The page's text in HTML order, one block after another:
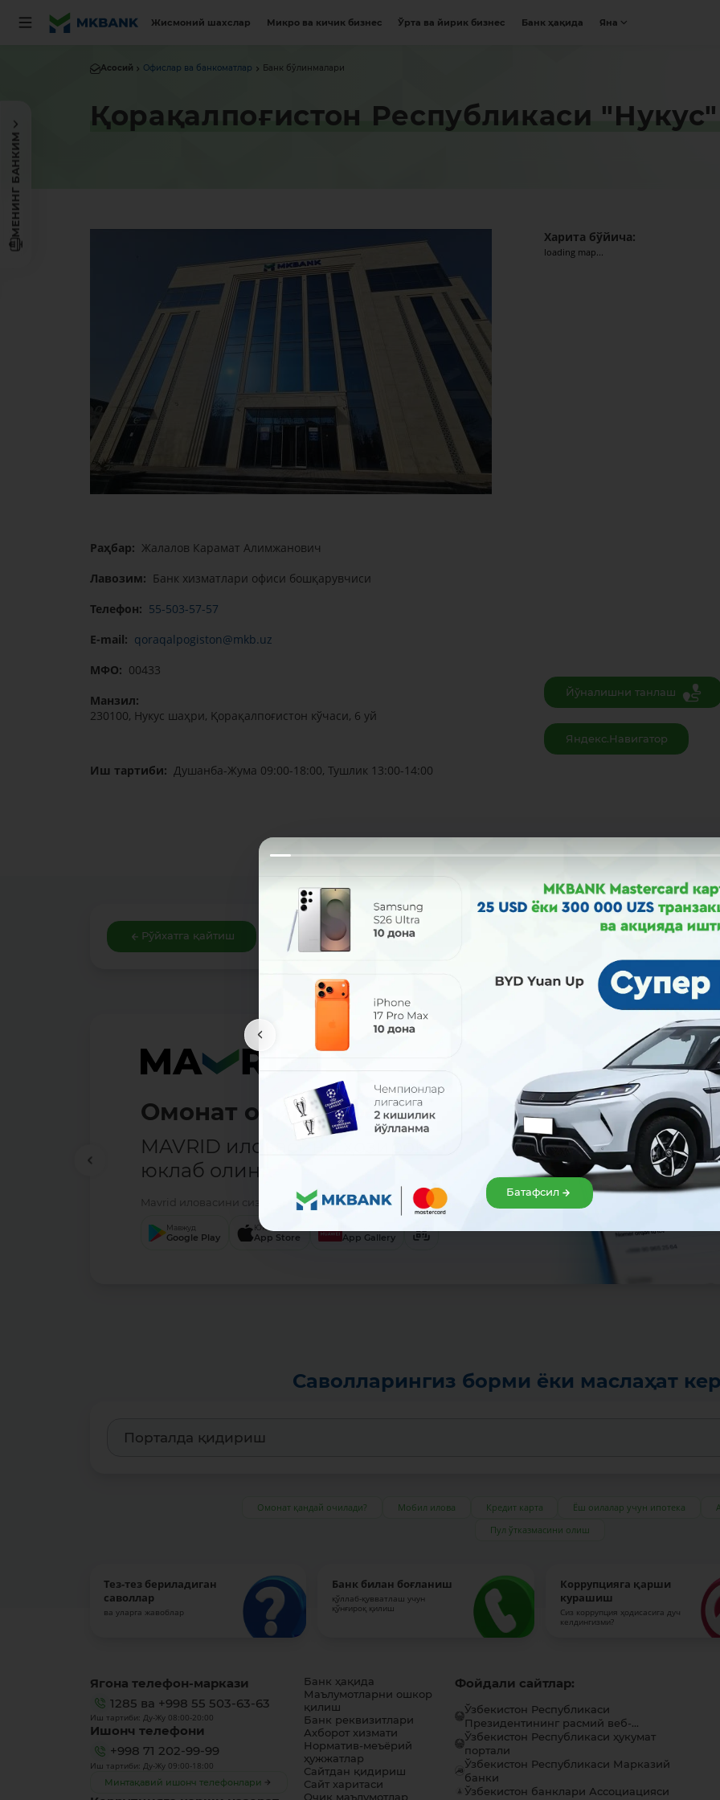
Жисмоний шахслар Микро ва кичик бизнес Ўрта ва йирик бизнес Банк ҳақида Яна
МЕНИНГ БАНКИМ
Асосий Офислар ва банкоматлар Банк бўлинмалари
Қорақалпоғистон Республикаси
Раҳбар: Жалалов Карамат Алимжанович
Лавозим: Банк хизматлари офиси бошқарувчиси
Телефон: 55-503-57-57
E-mail: qoraqalpogiston@mkb.uz
МФО: 00433
Манзил:
230100, Нукус шаҳри, Қорақалпоғистон кўчаси, 6 уй
Иш тартиби: Душанба-Жума 09:00-18:00, Тушлик 13:00-14:00
Харита бўйича:
loading map...
Йўналишни танлаш
Яндекс.Навигатор
Рўйхатга қайтиш Улашиш:
Омонат очиш — осон!
MAVRID иловасини ҳозироқ
юклаб олинг.
Mavrid иловасини сизга қулай бўлган сервис орқали ўрнатинг:
Мавжуд
Google Play
Юкланг
App Store App Gallery
Саволларингиз борми ёки маслаҳат
Омонат қандай очилади? Мобил илова Кредит карта Ёш оилалар учун ипотека
Пул ўтказмасини олиш
Тез-тез бериладиган
саволлар
ва уларга жавоблар
Банк билан боғланиш
қўллаб-қувватлаш учун
қўнғироқ қилиш
Коррупцияга қарши
курашиш
Сиз коррупция ҳодисасига дуч
келдингизми?
Ягона телефон-маркази
1285 ва +998 55 503-63-63
Иш тартиби: Ду-Жу 08:00-20:00
Ишонч телефони
+998 71 202-99-99
Иш тартиби: Ду-Жу 09:00-18:00
Минтақавий ишонч телефонлари
Банк ҳақида
Маълумотларни ошкор
қилиш
Банк реквизитлари
Ахборот хизмати
Норматив-меъёрий
ҳужжатлар
Сайтдан қидириш
Сайт харитаси
Очиқ маълумотлар
Фойдали сайтлар:
Ўзбекистон Республикаси
Президентининг расмий веб-...
Ўзбекистон Республикаси ҳукумат
портали
Ўзбекистон Республикаси Марказий
банки
Ўзбекистон банклари Ассоциацияси
Батафсил